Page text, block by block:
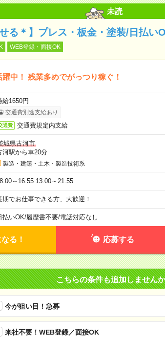
未読
せる＊】プレス・板金・塗装/日払い
WEB登録・面接OK
中！ 残業多めでがっつり稼ぐ！
給1650円
交通費別途支給あり
通費 交通費規定内支給
城県古河市
河駅から車20分
製造・建築・土木・製造技術系
～16:55 13:00～21:55
期でお仕事できる方、大歓迎！
払いOK/履歴書不要/電話対応なし
る！ 応募する
こちらの条件も追加しません
今が狙い目！急募
来社不要！WEB登録／面接OK